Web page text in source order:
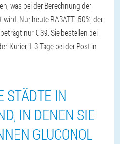
was bei der Berechnung der
Nur heute RABATT -50%, der
nur € 39. Sie bestellen bei
Kurier 1-3 Tage bei der Post in
STÄDTE IN
IN DENEN SIE
GLUCONOL